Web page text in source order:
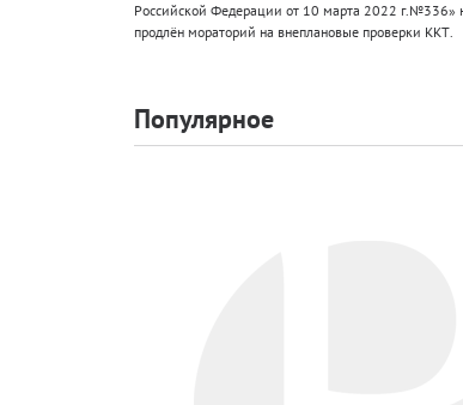
Российской Федерации от 10 марта 2022 г.№336»
продлён мораторий на внеплановые проверки ККТ.
Популярное